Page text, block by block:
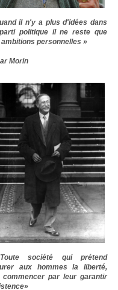
il n'y a plus d'idées dans
politique il ne reste que
personnelles »
Morin
société qui prétend
aux hommes la liberté,
commencer par leur garantir